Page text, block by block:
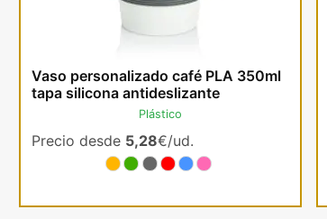
Vaso personalizado café PLA 350ml
tapa silicona antideslizante
Plástico
Precio desde 5,28€/ud.